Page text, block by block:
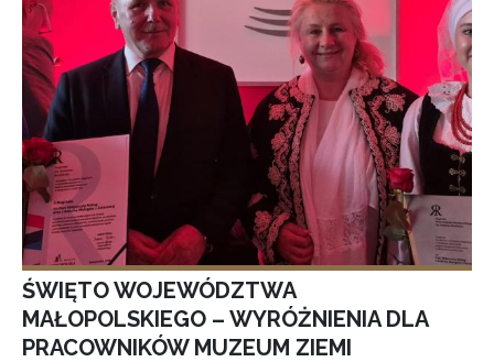
ŚWIĘTO WOJEWÓDZTWA
MAŁOPOLSKIEGO – WYRÓŻNIENIA DLA
PRACOWNIKÓW MUZEUM ZIEMI